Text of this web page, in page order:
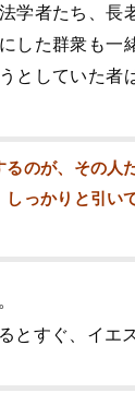
学者たち、長
した群衆も一
としていた者
るのが、その人
しっかりと引い
とすぐ、イエ